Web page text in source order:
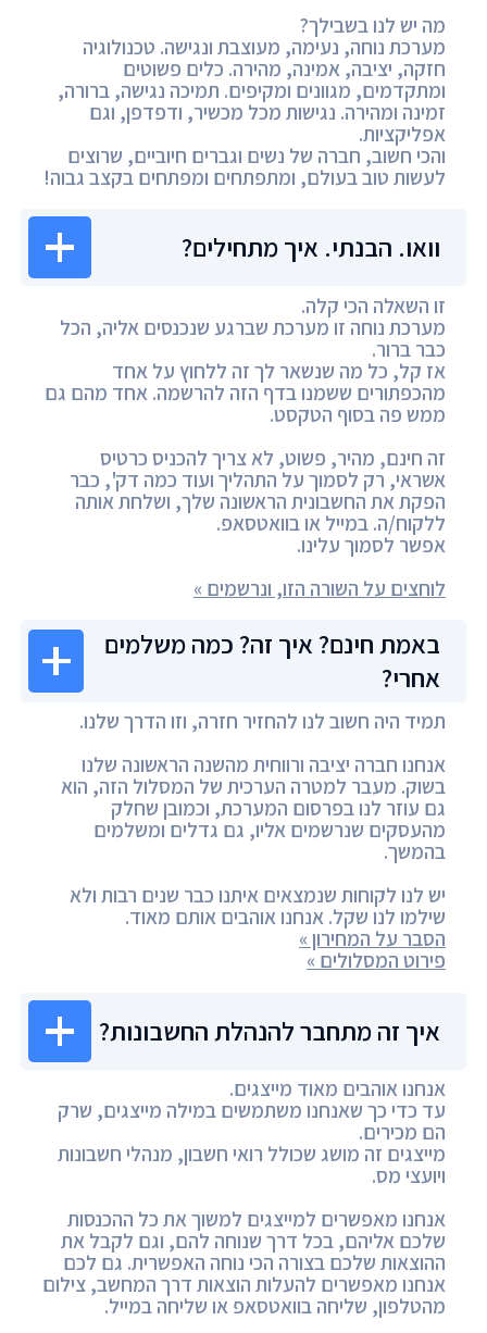
מה יש לנו בשבילך?
מערכת נוחה, נעימה, מעוצבת ונגישה. טכנולוגיה
חזקה, יציבה, אמינה, מהירה. כלים פשוטים
ומתקדמים, מגוונים ומקיפים. תמיכה נגישה, ברורה,
זמינה ומהירה. נגישות מכל מכשיר, ודפדפן, וגם
אפליקציות.
והכי חשוב, חברה של נשים וגברים חיוביים, שרוצים
לעשות טוב בעולם, ומתפתחים ומפתחים בקצב גבוה!
וואו. הבנתי. איך מתחילים?
זו השאלה הכי קלה.
מערכת נוחה זו מערכת שברגע שנכנסים אליה, הכל
כבר ברור.
אז קל, כל מה שנשאר לך זה ללחוץ על אחד
מהכפתורים ששמנו בדף הזה להרשמה. אחד מהם גם
ממש פה בסוף הטקסט.
זה חינם, מהיר, פשוט, לא צריך להכניס כרטיס
אשראי, רק לסמוך על התהליך ועוד כמה דק', כבר
הפקת את החשבונית הראשונה שלך, ושלחת אותה
ללקוח/ה. במייל או בוואטסאפ.
אפשר לסמוך עלינו.
לוחצים על השורה הזו, ונרשמים »
באמת חינם? איך זה? כמה משלמים
אחרי?
תמיד היה חשוב לנו להחזיר חזרה, וזו הדרך שלנו.
אנחנו חברה יציבה ורווחית מהשנה הראשונה שלנו
בשוק. מעבר למטרה הערכית של המסלול הזה, הוא
גם עוזר לנו בפרסום המערכת, וכמובן שחלק
מהעסקים שנרשמים אליו, גם גדלים ומשלמים
בהמשך.
יש לנו לקוחות שנמצאים איתנו כבר שנים רבות ולא
שילמו לנו שקל. אנחנו אוהבים אותם מאוד.
הסבר על המחירון »
פירוט המסלולים »
איך זה מתחבר להנהלת החשבונות?
אנחנו אוהבים מאוד מייצגים.
עד כדי כך שאנחנו משתמשים במילה מייצגים, שרק
הם מכירים.
מייצגים זה מושג שכולל רואי חשבון, מנהלי חשבונות
ויועצי מס.
אנחנו מאפשרים למייצגים למשוך את כל ההכנסות
שלכם אליהם, בכל דרך שנוחה להם, וגם לקבל את
ההוצאות שלכם בצורה הכי נוחה האפשרית. גם לכם
אנחנו מאפשרים להעלות הוצאות דרך המחשב, צילום
מהטלפון, שליחה בוואטסאפ או שליחה במייל.